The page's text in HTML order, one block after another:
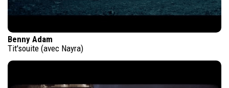
Benny Adam
Tit'souite (avec Nayra)